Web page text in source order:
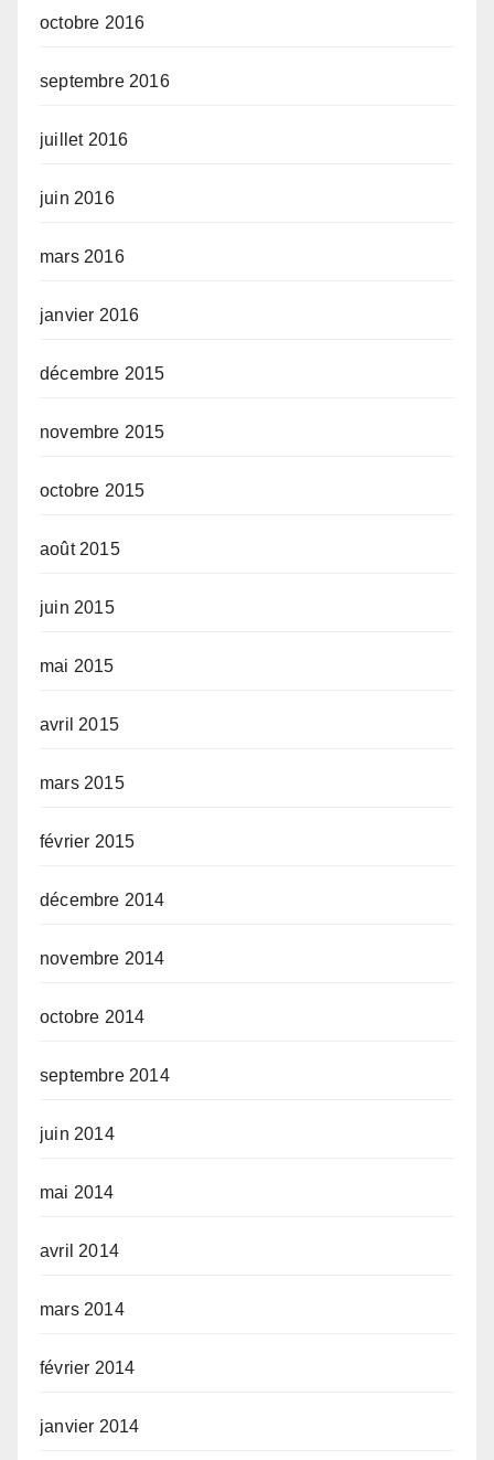
octobre 2016
septembre 2016
juillet 2016
juin 2016
mars 2016
janvier 2016
décembre 2015
novembre 2015
octobre 2015
août 2015
juin 2015
mai 2015
avril 2015
mars 2015
février 2015
décembre 2014
novembre 2014
octobre 2014
septembre 2014
juin 2014
mai 2014
avril 2014
mars 2014
février 2014
janvier 2014